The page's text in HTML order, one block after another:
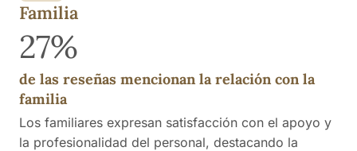
Familia
27%
de las reseñas mencionan la relación con la
familia
Los familiares expresan satisfacción con el apoyo y
la profesionalidad del personal, destacando la